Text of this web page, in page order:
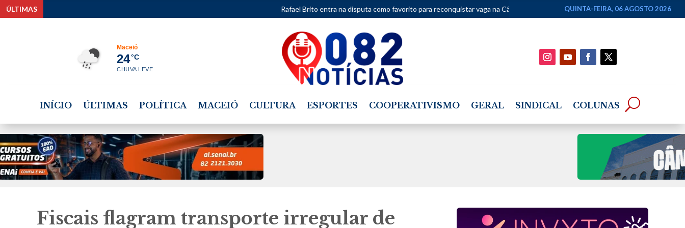
ÚLTIMAS Rafael Brito entra na disputa como favorito para reconquistar vaga na Câmara Federal • CRB chega a 45 títulos estaduais após CBF
QUINTA-FEIRA, 06 AGOSTO 2026
Maceió
24°C
CHUVA LEVE
INÍCIO ÚLTIMAS POLÍTICA MACEIÓ CULTURA ESPORTES COOPERATIVISMO GERAL SINDICAL COLUNAS
Fiscais flagram transporte irregular de